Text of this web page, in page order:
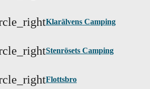
Klarälvens Camping
Stenrösets Camping
Flottsbro